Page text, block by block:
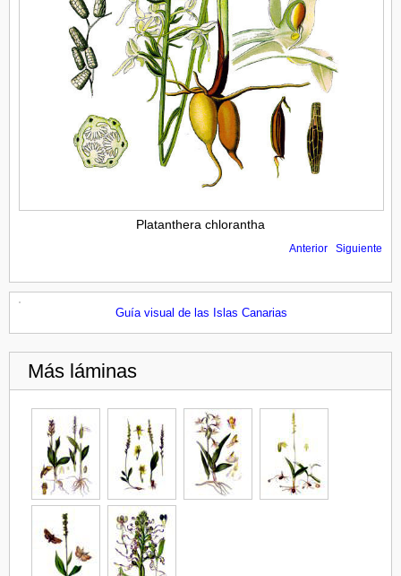
Platanthera chlorantha
Anterior Siguiente
Guía visual de las Islas Canarias
Más láminas